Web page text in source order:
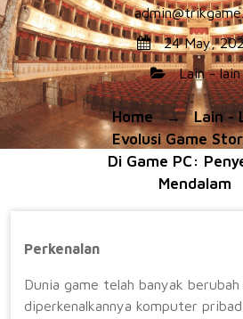
24 May,
Lain - lain
Home → Lain -
Evolusi Game
Di Game PC:
Mendalam
Perkenalan
Dunia game telah banyak berubah
diperkenalkannya komputer